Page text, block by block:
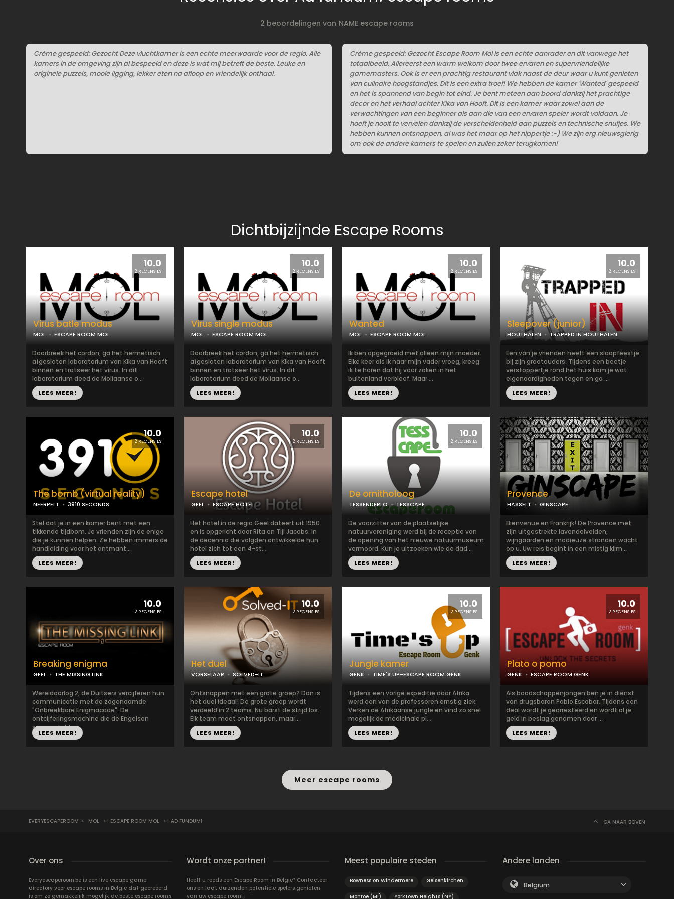
2 beoordelingen van NAME escape rooms
Crème gespeeld: Gezocht Deze vluchtkamer is een echte meerwaarde voor de regio. Alle
kamers in de omgeving zijn al bespeeld en deze is wat mij betreft de beste. Leuke en
originele puzzels, mooie ligging, lekker eten na afloop en vriendelijk onthaal.
Crème gespeeld: Gezocht Escape Room Mol is een echte aanrader en dit vanwege het
totaalbeeld. Allereerst een warm welkom door twee ervaren en supervriendelijke
gamemasters. Ook is er een prachtig restaurant vlak naast de deur waar u kunt genieten
van culinaire hoogstandjes. Dit is een extra troef! We hebben de kamer 'Wanted' gespeeld
en het is spannend van begin tot eind. Je bent meteen aan boord dankzij het prachtige
decor en het verhaal achter Kika van Hooft. Dit is een kamer waar zowel aan de
verwachtingen van een beginner als aan die van een ervaren speler wordt voldaan. Je
hoeft je nooit te vervelen dankzij de verscheidenheid aan puzzels en technische snufjes. We
hebben kunnen ontsnappen, al was het maar op het nippertje :-) We zijn erg nieuwsgierig
om ook de andere kamers te spelen en zullen zeker terugkomen!
Dichtbijzijnde Escape Rooms
10.0
2 RECENSIES
Virus batle modus
MOL ESCAPE ROOM MOL
Doorbreek het cordon, ga het hermetisch
afgesloten laboratorium van Kika van Hooft
binnen en trotseer het virus. In dit
laboratorium deed de Moliaanse o...
LEES MEER!
10.0
2 RECENSIES
Virus single modus
MOL ESCAPE ROOM MOL
Doorbreek het cordon, ga het hermetisch
afgesloten laboratorium van Kika van Hooft
binnen en trotseer het virus. In dit
laboratorium deed de Moliaanse o...
LEES MEER!
10.0
2 RECENSIES
Wanted
MOL ESCAPE ROOM MOL
Ik ben opgegroeid met alleen mijn moeder.
Elke keer als ik naar mijn vader vroeg, kreeg
ik te horen dat hij voor zaken in het
buitenland verbleef. Maar ...
LEES MEER!
10.0
2 RECENSIES
Sleepover (junior)
HOUTHALEN TRAPPED IN HOUTHALEN
Een van je vrienden heeft een slaapfeestje
bij zijn grootouders. Tijdens een beetje
verstoppertje rond het huis kom je wat
eigenaardigheden tegen en ga ...
LEES MEER!
10.0
2 RECENSIES
The bomb (virtual reality)
NEERPELT 3910 SECONDS
Stel dat je in een kamer bent met een
tikkende tijdbom. Je vrienden zijn de enige
die je kunnen helpen. Ze hebben immers de
handleiding voor het ontmant...
LEES MEER!
10.0
2 RECENSIES
Escape hotel
GEEL ESCAPE HOTEL
Het hotel in de regio Geel dateert uit 1950
en is opgericht door Rita en Tijl Jacobs. In
de decennia die volgden ontwikkelde hun
hotel zich tot een 4-st...
LEES MEER!
10.0
2 RECENSIES
De ornitholoog
TESSENDERLO TESSCAPE
De voorzitter van de plaatselijke
natuurvereniging werd bij de receptie van
de opening van het nieuwe natuurmuseum
vermoord. Kun je uitzoeken wie de dad...
LEES MEER!
Provence
HASSELT GINSCAPE
Bienvenue en Frankrijk! De Provence met
zijn uitgestrekte lavendelvelden,
wijngaarden en modieuze stranden wacht
op u. Uw reis begint in een mistig klim...
LEES MEER!
10.0
2 RECENSIES
Breaking enigma
GEEL THE MISSING LINK
Wereldoorlog 2, de Duitsers vercijferen hun
communicatie met de zogenaamde
"Onbreekbare Enigmacode". De
ontcijferingsmachine die de Engelsen
samenstelde...
LEES MEER!
10.0
2 RECENSIES
Het duel
VORSELAAR SOLVED-IT
Ontsnappen met een grote groep? Dan is
het duel ideaal! De grote groep wordt
verdeeld in 2 teams. Nu barst de strijd los.
Elk team moet ontsnappen, maar...
LEES MEER!
10.0
2 RECENSIES
Jungle kamer
GENK TIME'S UP-ESCAPE ROOM GENK
Tijdens een vorige expeditie door Afrika
werd een van de professoren ernstig ziek.
Verken de Afrikaanse jungle en vind zo snel
mogelijk de medicinale pl...
LEES MEER!
10.0
2 RECENSIES
Plato o pomo
GENK ESCAPE ROOM GENK
Als boodschappenjongen ben je in dienst
van drugsbaron Pablo Escobar. Tijdens een
deal wordt je gearresteerd en wordt al je
geld in beslag genomen door ...
LEES MEER!
Meer escape rooms
EVERYESCAPEROOM > MOL > ESCAPE ROOM MOL > AD FUNDUM! GA NAAR BOVEN
Over ons
Everyescaperoom.be is een live escape game
directory voor escape rooms in België dat gecreëerd
is om zo gemakkelijk mogelijk de beste escape rooms
Wordt onze partner!
Heeft u reeds een Escape Room in België? Contacteer
ons en laat duizenden potentiële spelers genieten
van uw escape room!
Meest populaire steden
Bowness on Windermere Gelsenkirchen
Monroe (MI) Yorktown Heights (NY)
Andere landen
Belgium